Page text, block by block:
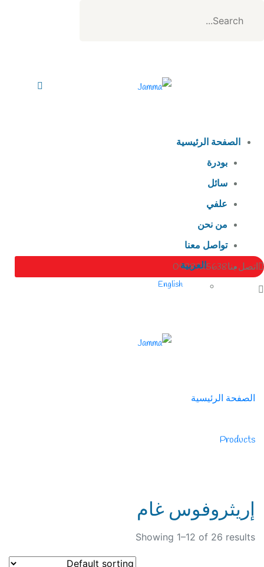
الصفحة الرئيسية
بودرة
سائل
علفي
من نحن
تواصل معنا
العربية
English
اتصل بنا0988725638
الصفحة الرئيسية
Products
إريثروفوس غام
Showing 1–12 of 26 results